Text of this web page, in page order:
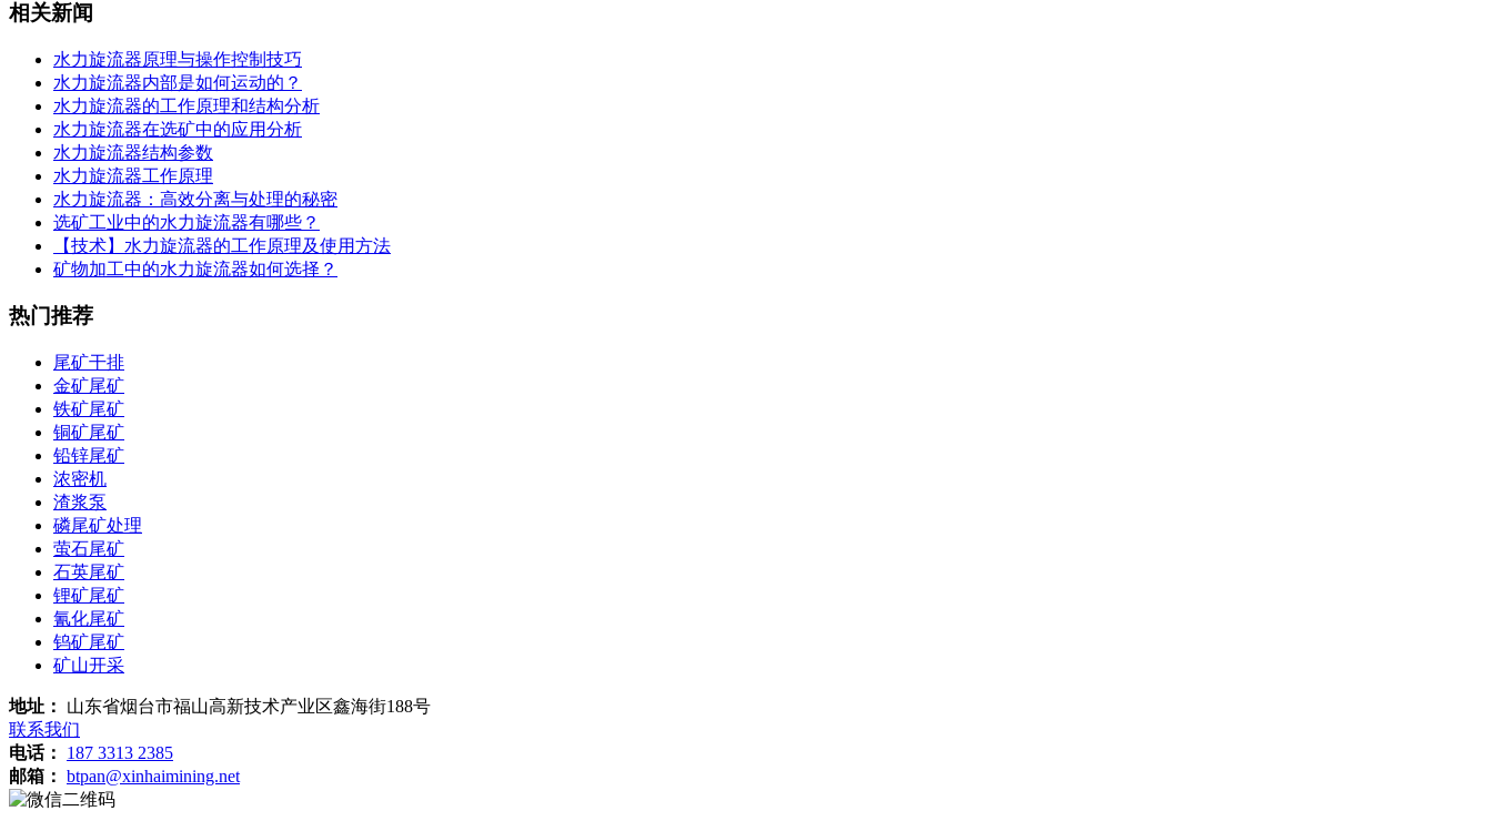
相关新闻
水力旋流器原理与操作控制技巧
水力旋流器内部是如何运动的？
水力旋流器的工作原理和结构分析
水力旋流器在选矿中的应用分析
水力旋流器结构参数
水力旋流器工作原理
水力旋流器：高效分离与处理的秘密
选矿工业中的水力旋流器有哪些？
【技术】水力旋流器的工作原理及使用方法
矿物加工中的水力旋流器如何选择？
热门推荐
尾矿干排
金矿尾矿
铁矿尾矿
铜矿尾矿
铅锌尾矿
浓密机
渣浆泵
磷尾矿处理
萤石尾矿
石英尾矿
锂矿尾矿
氰化尾矿
钨矿尾矿
矿山开采
地址：
山东省烟台市福山高新技术产业区鑫海街188号
联系我们
电话：
187 3313 2385
邮箱： btpan@xinhaimining.net